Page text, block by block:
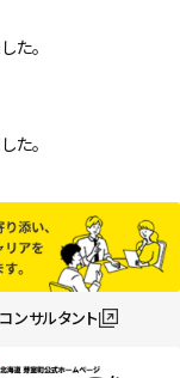
た。
た。
ンサルタント